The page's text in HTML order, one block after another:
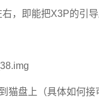
，即能把X3P的引
猫盘上（具体如何接